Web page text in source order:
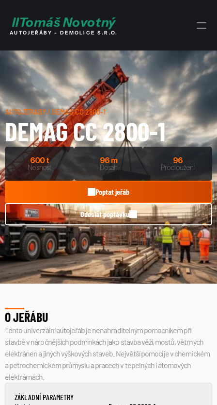
IITomáš Novotný
AUTOJEŘÁBY - DEMOLICE S.R.O.
AUTOJEŘÁBY / DEMAG CC 2800-1
DEMAG CC 2800-1
600 t
Nosnost
96 m
Dosah
96
Prodloužení
Poptat jeřáb
Odeslat poptávku
O JEŘÁBU
Tento univerzální autojeřáb je nenahraditelným pomocníkem při
stavbě v náročnějších podmínkách jako stavba věží, mostů, větrných
elektránen a jiných výškových staveb. Největší pomocí je v chemickém
a petrochemickém průmyslu a pracech v tepelných i atomových
elektrárnách.
ZÁKLADNÍ PARAMETRY